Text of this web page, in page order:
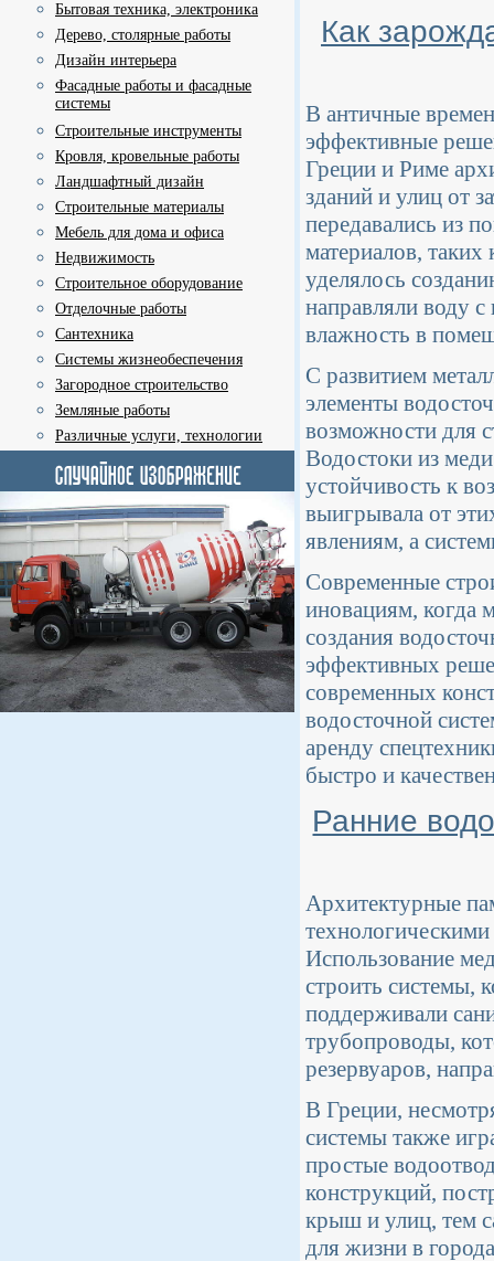
Бытовая техника, электроника
Дерево, столярные работы
Дизайн интерьера
Фасадные работы и фасадные
системы
Строительные инструменты
Кровля, кровельные работы
Ландшафтный дизайн
Строительные материалы
Мебель для дома и офиса
Недвижимость
Строительное оборудование
Отделочные работы
Сантехника
Системы жизнеобеспечения
Загородное строительство
Земляные работы
Различные услуги, технологии
Как
В античные
эффективные
Греции и Риме
зданий и улиц от
передавались из
материалов,
уделялось
направляли воду
влажность в
С развитием
элементы
возможности для
Водостоки из
устойчивость к
выигрывала от
явлениям, а
Современные
иновациям, когда
создания
эффективных
современных
водосточной
аренду
быстро и
Ранние
Архитектурные
Использование
строить системы,
поддерживали
трубопроводы,
резервуаров,
В Греции,
системы также
простые
конструкций,
крыш и улиц, тем
для жизни в